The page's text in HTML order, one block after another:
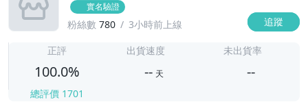
實名驗證
粉絲數 780 3小時前上線 追蹤
正評
100.0%
總評價 1701
出貨速度
-- 天
未出貨率
--